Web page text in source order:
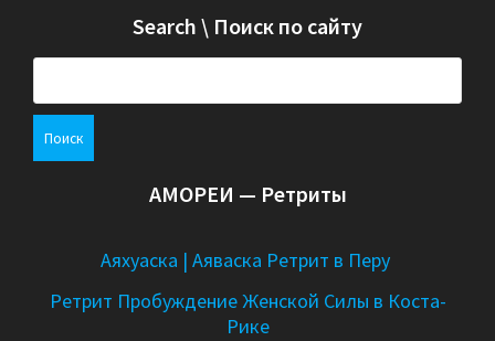
Search \ Поиск по сайту
:
АМОРЕИ — Ретриты
Аяхуаска | Аяваска Ретрит в Перу
Ретрит Пробуждение Женской Силы в Коста-
Рике